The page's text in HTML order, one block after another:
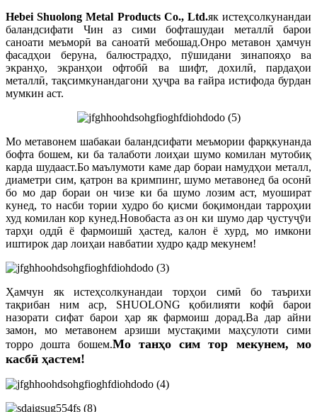
Hebei Shuolong Metal Products Co., Ltd.як истеҳсолкунандаи
баландсифати Чин аз сими бофташудаи металлӣ барои
саноати меъморӣ ва саноатӣ мебошад.Онро метавон ҳамчун
фасадҳои беруна, балюстрадҳо, пӯшидани зинапояҳо ва
экранҳо, экранҳои офтобӣ ва шифт, дохилӣ, пардаҳои
металлӣ, тақсимкунандагони ҳуҷра ва ғайра истифода бурдан
мумкин аст.
Мо метавонем шабакаи баландсифати меъмории фарқкунанда
бофта бошем, ки ба талаботи лоиҳаи шумо комилан мутобиқ
карда шудааст.Бо маълумоти каме дар бораи намудҳои металл,
диаметри сим, қатрон ва кримпинг, шумо метавонед ба осонӣ
бо мо дар бораи он чизе ки ба шумо лозим аст, муошират
кунед, то насби тории худро бо қисми боқимондаи тарроҳии
худ комилан кор кунед.Новобаста аз он ки шумо дар ҷустуҷӯи
тарҳи оддӣ ё фармоишӣ ҳастед, калон ё хурд, мо имкони
иштирок дар лоиҳаи навбатии худро қадр мекунем!
Ҳамчун як истеҳсолкунандаи торҳои симӣ бо таърихи
тақрибан ним аср, SHUOLONG қобилияти кофӣ барои
назорати сифат барои ҳар як фармоиш дорад.Ва дар айни
замон, мо метавонем арзиши мустақими маҳсулоти сими
торро дошта бошем.Мо танҳо сим тор мекунем, мо
касбӣ ҳастем!